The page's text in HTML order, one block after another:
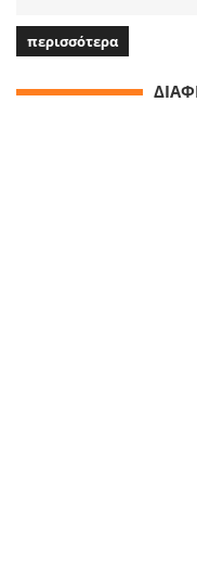
περισσότερα